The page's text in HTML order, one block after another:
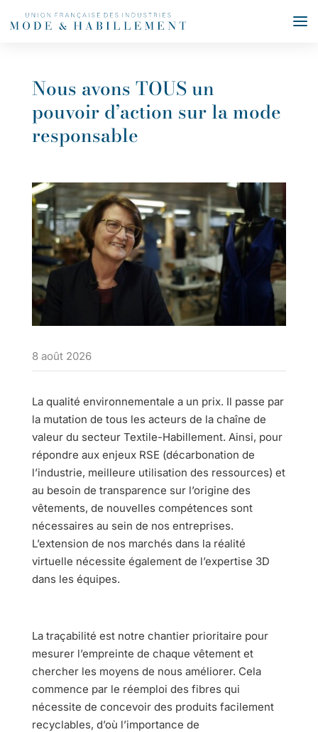
Nous avons TOUS un
pouvoir d’action sur la mode
responsable
8 août 2026
La qualité environnementale a un prix. Il passe par
la mutation de tous les acteurs de la chaîne de
valeur du secteur Textile-Habillement. Ainsi, pour
répondre aux enjeux RSE (décarbonation de
l’industrie, meilleure utilisation des ressources) et
au besoin de transparence sur l’origine des
vêtements, de nouvelles compétences sont
nécessaires au sein de nos entreprises.
L’extension de nos marchés dans la réalité
virtuelle nécessite également de l’expertise 3D
dans les équipes.
La traçabilité est notre chantier prioritaire pour
mesurer l’empreinte de chaque vêtement et
chercher les moyens de nous améliorer. Cela
commence par le réemploi des fibres qui
nécessite de concevoir des produits facilement
recyclables, d’où l’importance de